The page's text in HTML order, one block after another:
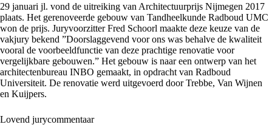
29 januari jl. vond de uitreiking van Architectuurprijs Nijmegen 2017
plaats. Het gerenoveerde gebouw van Tandheelkunde Radboud UMC
won de prijs. Juryvoorzitter Fred Schoorl maakte deze keuze van de
vakjury bekend ”Doorslaggevend voor ons was behalve de kwaliteit
vooral de voorbeeldfunctie van deze prachtige renovatie voor
vergelijkbare gebouwen.” Het gebouw is naar een ontwerp van het
architectenbureau INBO gemaakt, in opdracht van Radboud
Universiteit. De renovatie werd uitgevoerd door Trebbe, Van Wijnen
en Kuijpers.
Lovend jurycommentaar